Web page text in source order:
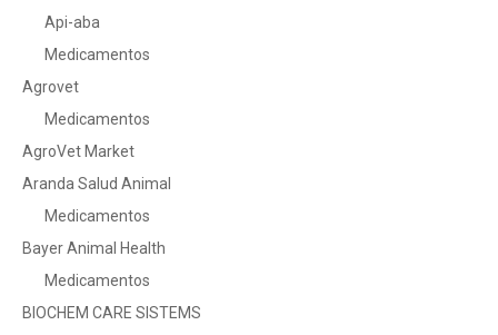
Api-aba
Medicamentos
Agrovet
Medicamentos
AgroVet Market
Aranda Salud Animal
Medicamentos
Bayer Animal Health
Medicamentos
BIOCHEM CARE SISTEMS